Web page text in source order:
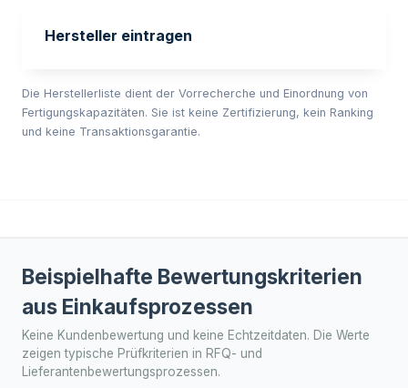
Hersteller eintragen
Die Herstellerliste dient der Vorrecherche und Einordnung von
Fertigungskapazitäten. Sie ist keine Zertifizierung, kein Ranking
und keine Transaktionsgarantie.
Beispielhafte Bewertungskriterien
aus Einkaufsprozessen
Keine Kundenbewertung und keine Echtzeitdaten. Die Werte
zeigen typische Prüfkriterien in RFQ- und
Lieferantenbewertungsprozessen.